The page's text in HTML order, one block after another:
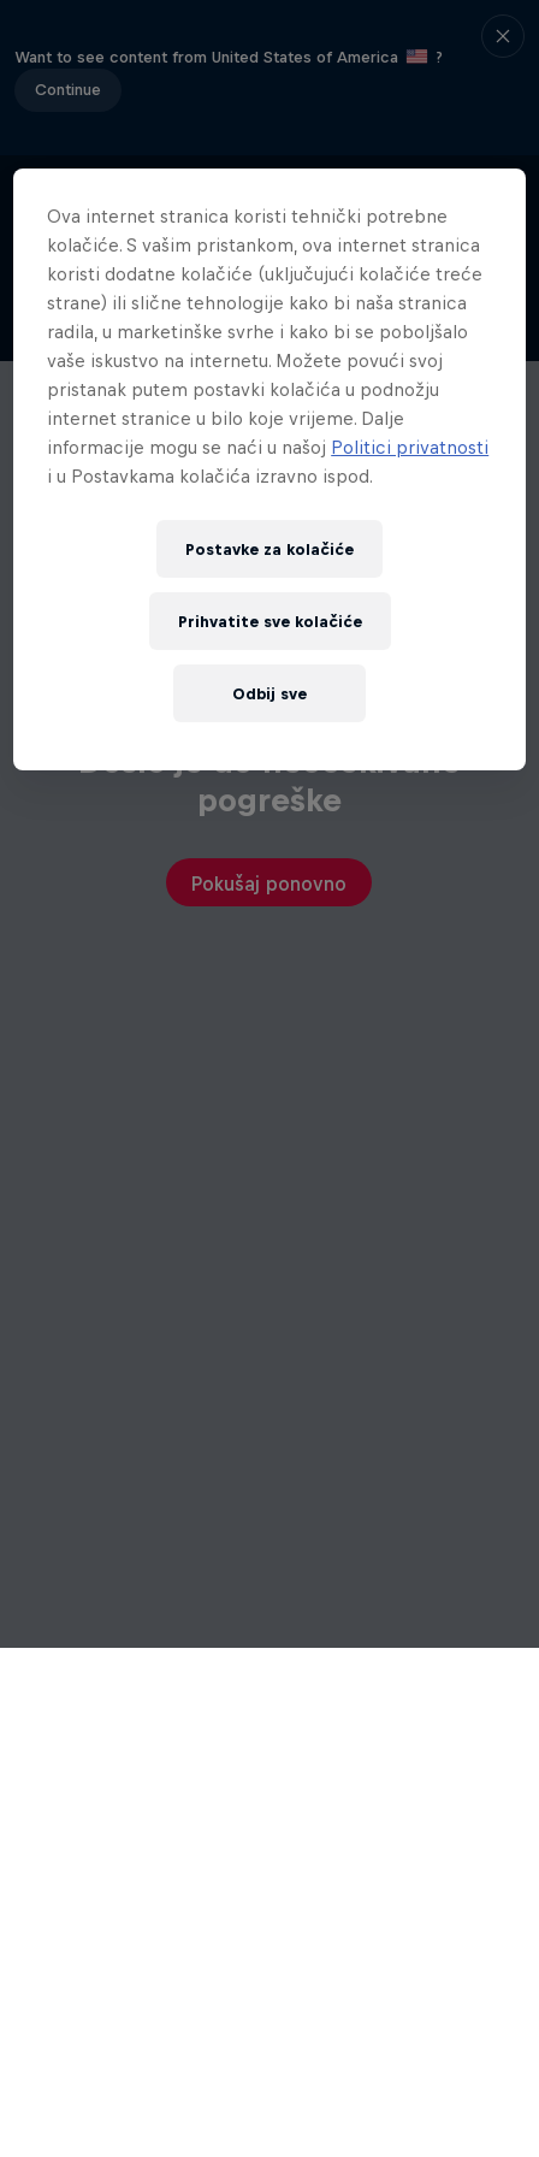
Want to see content from United States of America
?
Continue
Došlo je do neočekivane
pogreške
Pokušaj ponovno
Ova internet stranica koristi tehnički potrebne
kolačiće. S vašim pristankom, ova internet stranica
koristi dodatne kolačiće (uključujući kolačiće treće
strane) ili slične tehnologije kako bi naša stranica
radila, u marketinške svrhe i kako bi se poboljšalo
vaše iskustvo na internetu. Možete povući svoj
pristanak putem postavki kolačića u podnožju
internet stranice u bilo koje vrijeme. Dalje
informacije mogu se naći u našoj Politici privatnosti
i u Postavkama kolačića izravno ispod.
Postavke za kolačiće
Odbij sve
Prihvatite sve kolačiće